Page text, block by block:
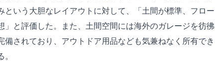
という大胆なレイアウトに対して、「土間が標準、フロー
」と評価した。また、土間空間には海外のガレージを彷彿
備されており、アウトドア用品なども気兼ねなく所有でき